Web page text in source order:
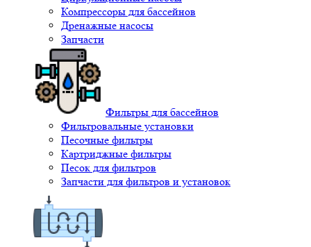
Компрессоры для бассейнов
Дренажные насосы
Запчасти
Фильтры для бассейнов
Фильтровальные установки
Песочные фильтры
Картриджные фильтры
Песок для фильтров
Запчасти для фильтров и установок